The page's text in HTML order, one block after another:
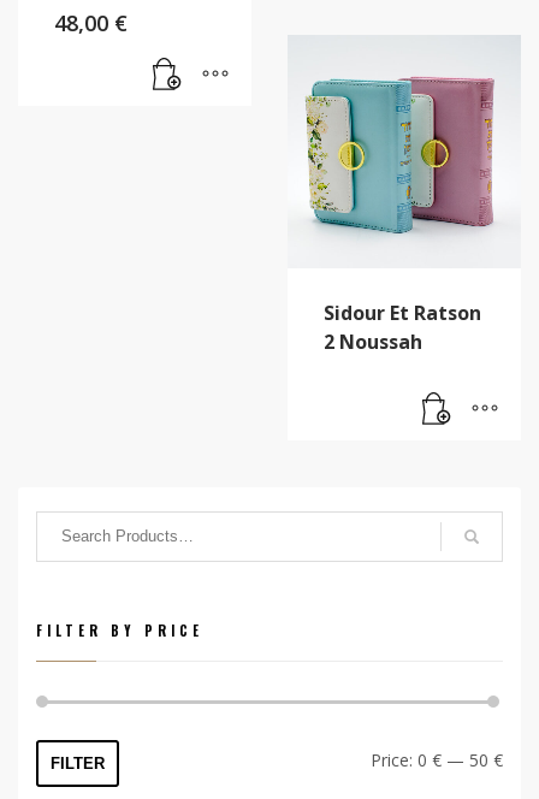
48,00 €
Sidour Et Ratson
2 Noussah
FILTER BY PRICE
Min
Max
FILTER Price: 0 € — 50 €